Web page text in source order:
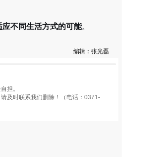
应不同生活方式的可能。
编辑：张光磊
担。
及时联系我们删除！（电话：0371-